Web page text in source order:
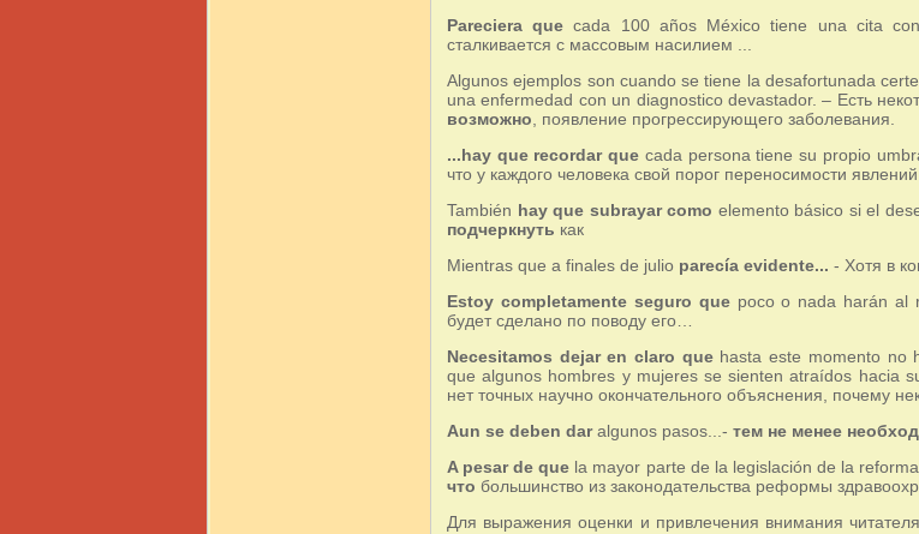
Pareciera que cada 100 años México tiene una cita
сталкивается с массовым насилием ...
Algunos ejemplos son cuando se tiene la desafortunada
una enfermedad con un diagnostico devastador. – Есть
возможно , появление прогрессирующего заболевания.
...hay que recordar que cada persona tiene su propio
что у каждого человека свой порог переносимости
También hay que subrayar como elemento básico si el
подчеркнуть как
Mientras que a finales de julio parecía evidente... - Хотя в
Estoy completamente seguro que poco o nada harán al
будет сделано по поводу его…
Necesitamos dejar en claro quehasta este momento no
que algunos hombres y mujeres se sienten atraídos hacia
нет точных научно окончательного объяснения, почему
Aun se deben daralgunos pasos...- тем не менее
A pesar de que la mayor parte de la legislación de la
что большинство из законодательства реформы
Для выражения оценки и привлечения внимания